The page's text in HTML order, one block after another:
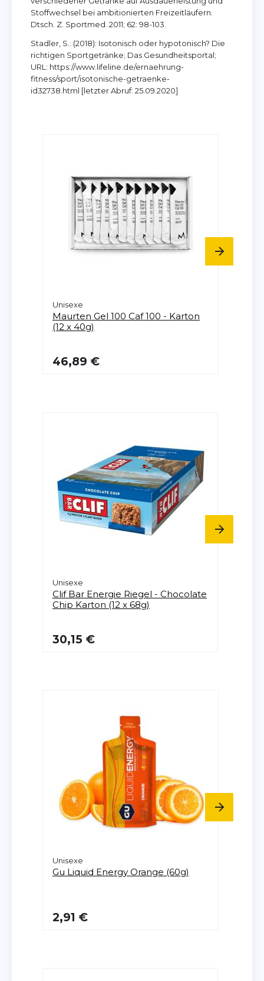
Stoffwechsel bei ambitionierten Freizeitläufern.
Dtsch. Z. Sportmed. 2011; 62: 98-103.
Stadler, S.: (2018): Isotonisch oder hypotonisch? Die
richtigen Sportgetränke; Das Gesundheitsportal;
URL: https://www.lifeline.de/ernaehrung-
fitness/sport/isotonische-getraenke-
id32738.html [letzter Abruf: 25.09.2020]
Unisexe
Maurten Gel 100 Caf 100 - Karton
(12 x 40g)
46,89 €
Unisexe
Clif Bar Energie Riegel - Chocolate
Chip Karton (12 x 68g)
30,15 €
Unisexe
Gu Liquid Energy Orange (60g)
2,91 €